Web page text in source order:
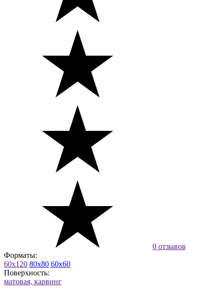
0 отзывов
Форматы:
60x120 80x80 60x60
Поверхность:
матовая, карвинг